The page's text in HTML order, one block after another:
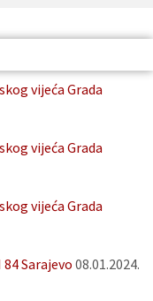
vijeća Grada
vijeća Grada
vijeća Grada
Sarajevo 08.01.2024.